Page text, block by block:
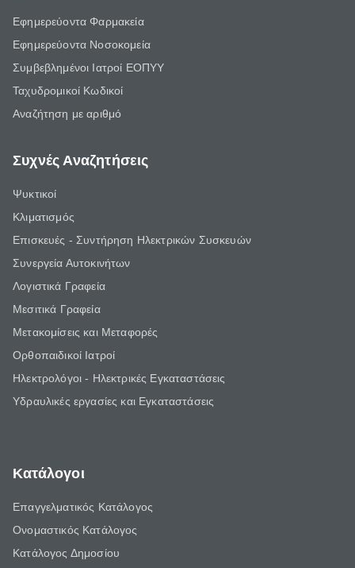
Εφημερεύοντα Φαρμακεία
Εφημερεύοντα Νοσοκομεία
Συμβεβλημένοι Ιατροί ΕΟΠΥΥ
Ταχυδρομικοί Κωδικοί
Αναζήτηση με αριθμό
Συχνές Αναζητήσεις
Ψυκτικοί
Κλιματισμός
Επισκευές - Συντήρηση Ηλεκτρικών Συσκευών
Συνεργεία Αυτοκινήτων
Λογιστικά Γραφεία
Μεσιτικά Γραφεία
Μετακομίσεις και Μεταφορές
Ορθοπαιδικοί Ιατροί
Ηλεκτρολόγοι - Ηλεκτρικές Εγκαταστάσεις
Υδραυλικές εργασίες και Εγκαταστάσεις
Κατάλογοι
Επαγγελματικός Κατάλογος
Ονομαστικός Κατάλογος
Κατάλογος Δημοσίου